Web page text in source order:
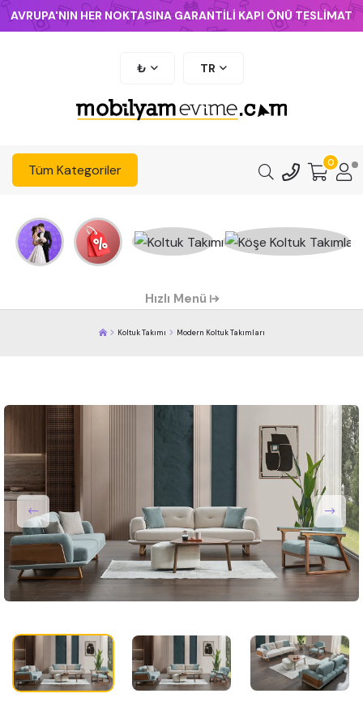
AVRUPA'NIN HER NOKTASINA GARANTİLİ KAPI ÖNÜ TESLİMAT
₺ TR
Tüm Kategoriler 0
Hızlı Menü
Koltuk Takımı Modern Koltuk Takımları